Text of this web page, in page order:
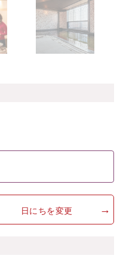
日にちを変更